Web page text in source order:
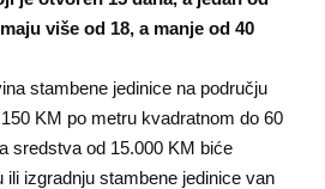
više od 18, a manje od 40
stambene jedinice na području
KM po metru kvadratnom do 60
sredstva od 15.000 KM biće
izgradnju stambene jedinice van